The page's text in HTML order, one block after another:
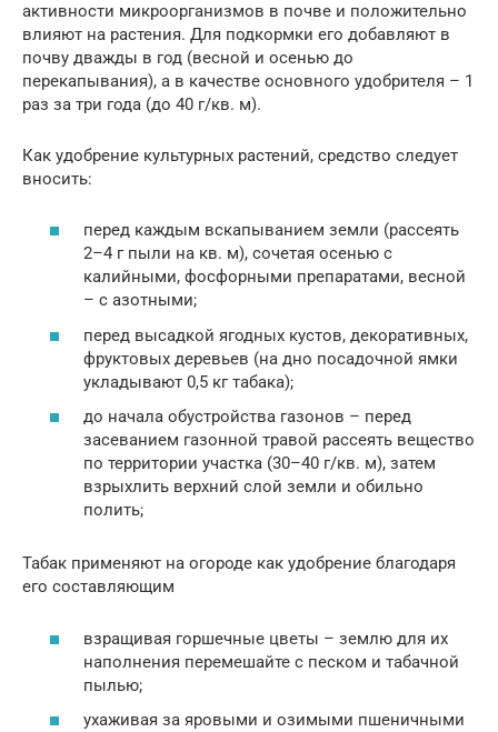
активности микроорганизмов в почве и положительно
влияют на растения. Для подкормки его добавляют в
почву дважды в год (весной и осенью до
перекапывания), а в качестве основного удобрителя – 1
раз за три года (до 40 г/кв. м).
Как удобрение культурных растений, средство следует
вносить:
перед каждым вскапыванием земли (рассеять
2–4 г пыли на кв. м), сочетая осенью с
калийными, фосфорными препаратами, весной
– с азотными;
перед высадкой ягодных кустов, декоративных,
фруктовых деревьев (на дно посадочной ямки
укладывают 0,5 кг табака);
до начала обустройства газонов – перед
засеванием газонной травой рассеять вещество
по территории участка (30–40 г/кв. м), затем
взрыхлить верхний слой земли и обильно
полить;
Табак применяют на огороде как удобрение благодаря
его составляющим
взращивая горшечные цветы – землю для их
наполнения перемешайте с песком и табачной
пылью;
ухаживая за яровыми и озимыми пшеничными